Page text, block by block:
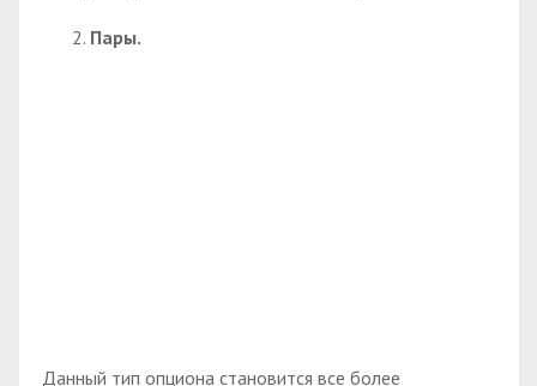
Пары.
Данный тип опциона становится все более